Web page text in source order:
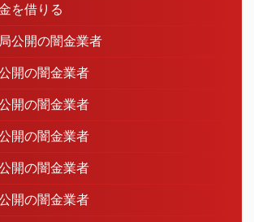
を借りる
公開の闇金業者
開の闇金業者
開の闇金業者
開の闇金業者
開の闇金業者
開の闇金業者